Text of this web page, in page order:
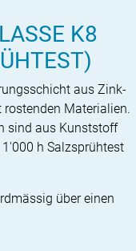
K8
aus Zink-
rostenden Materialien.
sind aus Kunststoff
h Salzsprühtest
über einen